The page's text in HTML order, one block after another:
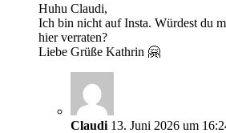
Huhu Claudi,
Ich bin nicht auf Insta. Würdest du
hier verraten?
Liebe Grüße Kathrin 🤗
Claudi 13. Juni 2026 um